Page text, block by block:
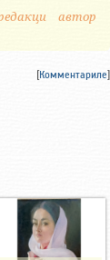
автор
[Комментариле]